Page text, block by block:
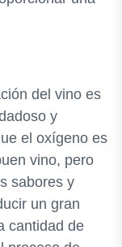
del vino es
y
el oxígeno es
vino, pero
sabores y
un gran
cantidad de